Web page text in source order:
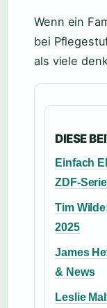
Wenn ein
bei
als viele
DIESE
Einfach
ZDF-Serie
Tim
2025
James
& News
Leslie